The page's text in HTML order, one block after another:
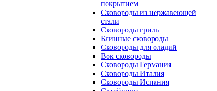
покрытием
Сковороды из нержавеющей
стали
Сковороды гриль
Блинные сковороды
Сковороды для оладий
Вок сковороды
Сковороды Германия
Сковороды Италия
Сковороды Испания